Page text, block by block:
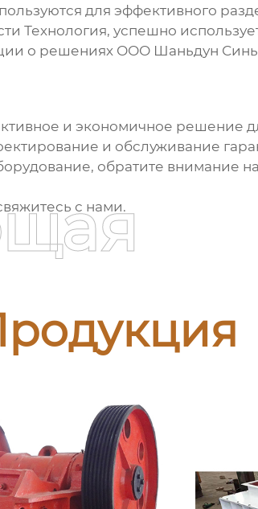
для эффективного
Технология, успешно
о решениях ООО Шаньдун
и экономичное решение
и обслуживание
обратите внимание
с нами.